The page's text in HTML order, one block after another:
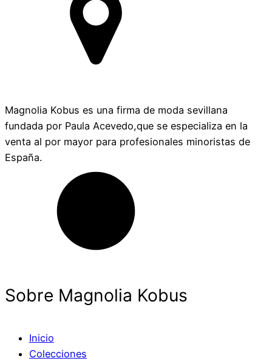
Magnolia Kobus es una firma de moda sevillana
fundada por Paula Acevedo,que se especializa en la
venta al por mayor para profesionales minoristas de
España.
Sobre Magnolia Kobus
Inicio
Colecciones